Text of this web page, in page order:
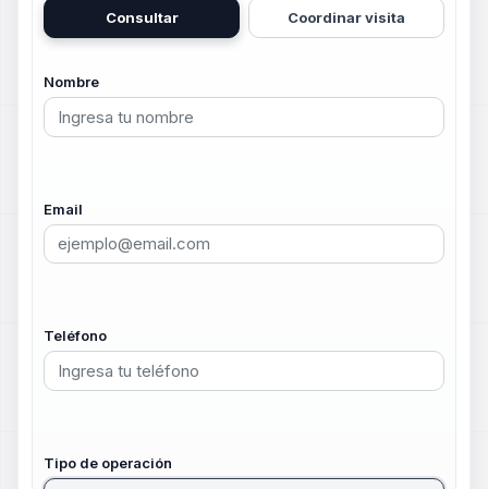
Consultar Coordinar visita
Nombre
Email
Teléfono
Tipo de operación